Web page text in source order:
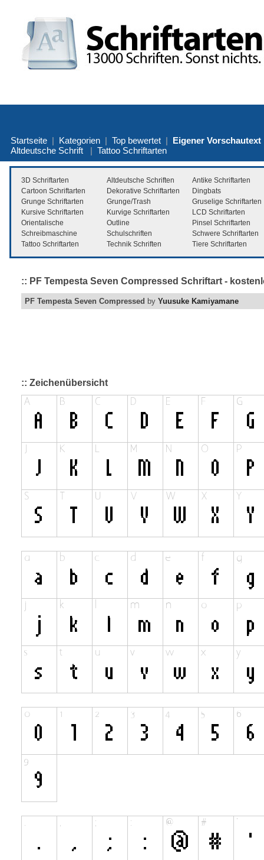
Startseite | Kategorien | Top bewertet | Eigener Vorschautext
Altdeutsche Schrift | Tattoo Schriftarten
3D Schriftarten Altdeutsche Schriften
Antike Schriftarten
Cartoon Schriftarten
Dekorative Schriftarten
Dingbats
Grunge Schriftarten
Grunge/Trash
Gruselige Schriftarten
Kursive Schriftarten
Kurvige Schriftarten
LCD Schriftarten
Orientalische
Outline
Pinsel Schriftarten
Schreibmaschine
Schulschriften
Schwere Schriftarten
Tattoo Schriftarten
Technik Schriften Tiere Schriftarten
:: PF Tempesta Seven Compressed Schriftart -
PF Tempesta Seven Compressed by Yuusuke Kamiyamane
:: Zeichenübersicht